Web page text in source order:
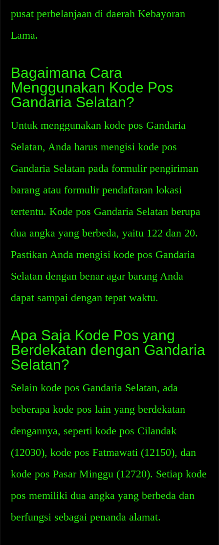
pusat perbelanjaan di daerah Kebayoran
Lama.
Bagaimana Cara
Menggunakan Kode Pos
Gandaria Selatan?
Untuk menggunakan kode pos Gandaria
Selatan, Anda harus mengisi kode pos
Gandaria Selatan pada formulir pengiriman
barang atau formulir pendaftaran lokasi
tertentu. Kode pos Gandaria Selatan berupa
dua angka yang berbeda, yaitu 122 dan 20.
Pastikan Anda mengisi kode pos Gandaria
Selatan dengan benar agar barang Anda
dapat sampai dengan tepat waktu.
Apa Saja Kode Pos yang
Berdekatan dengan Gandaria
Selatan?
Selain kode pos Gandaria Selatan, ada
beberapa kode pos lain yang berdekatan
dengannya, seperti kode pos Cilandak
(12030), kode pos Fatmawati (12150), dan
kode pos Pasar Minggu (12720). Setiap kode
pos memiliki dua angka yang berbeda dan
berfungsi sebagai penanda alamat.